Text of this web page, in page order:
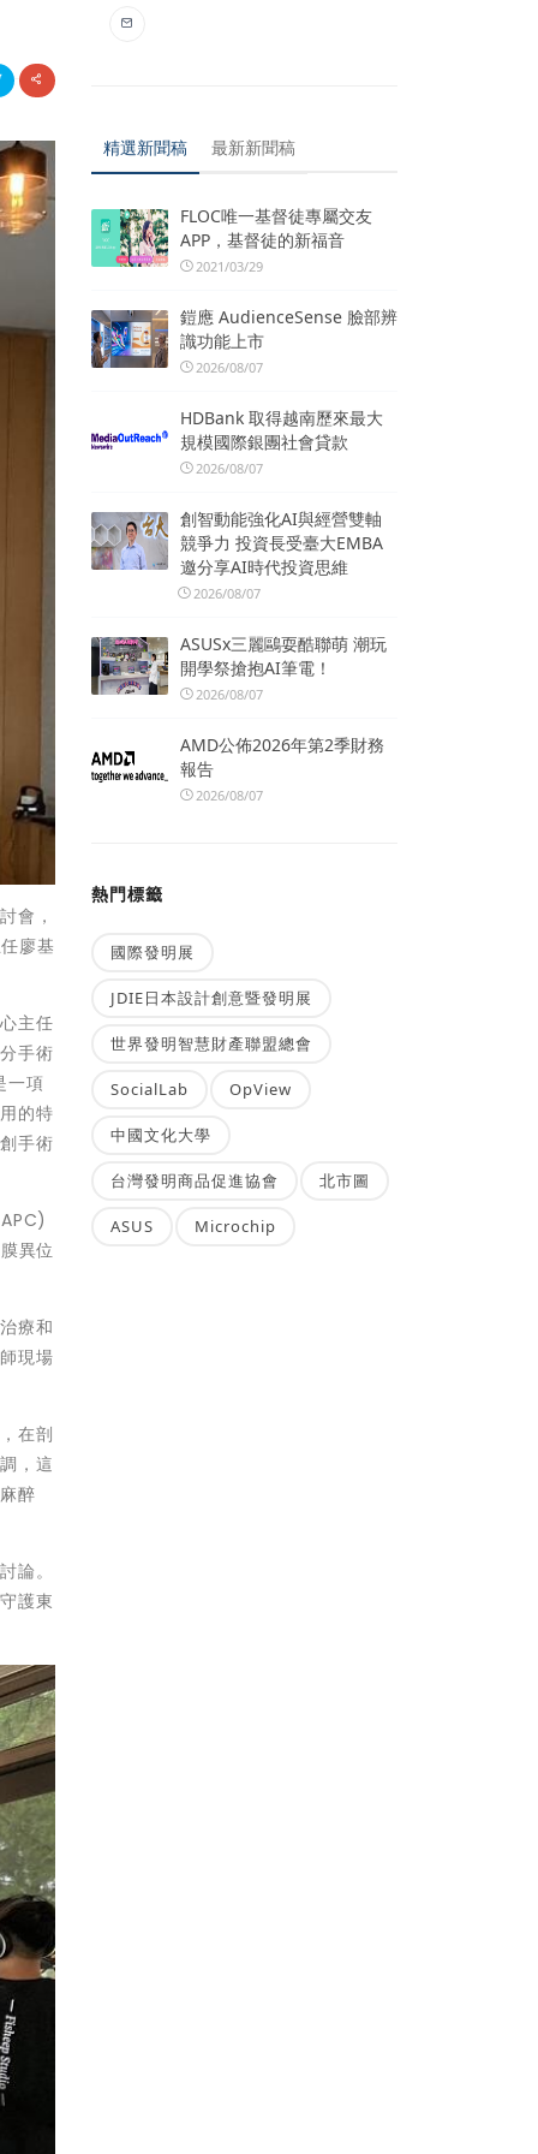
會，
廖基
主任
手術
一項
的特
手術
異位
療和
現場
在剖
，這
醉
論。
護東
精選新聞稿 最新新聞稿
FLOC唯一基督徒專屬交友
APP，基督徒的新福音
2021/03/29
鎧應 AudienceSense 臉部辨
識功能上市
2026/08/07
HDBank 取得越南歷來最大
規模國際銀團社會貸款
2026/08/07
創智動能強化AI與經營雙軸
競爭力 投資長受臺大EMBA
邀分享AI時代投資思維
2026/08/07
ASUSx三麗鷗耍酷聯萌 潮玩
開學祭搶抱AI筆電！
2026/08/07
AMD公佈2026年第2季財務
報告
2026/08/07
熱門標籤
國際發明展
JDIE日本設計創意暨發明展
世界發明智慧財產聯盟總會
SocialLab OpView
中國文化大學
台灣發明商品促進協會 北市圖
ASUS Microchip